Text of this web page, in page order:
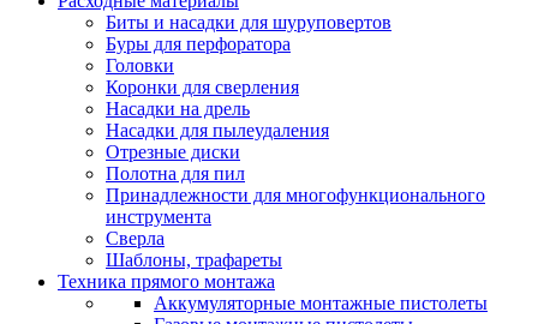
Биты и насадки для шуруповертов
Буры для перфоратора
Головки
Коронки для сверления
Насадки на дрель
Насадки для пылеудаления
Отрезные диски
Полотна для пил
Принадлежности для многофункционального
инструмента
Сверла
Шаблоны, трафареты
Техника прямого монтажа
Аккумуляторные монтажные пистолеты